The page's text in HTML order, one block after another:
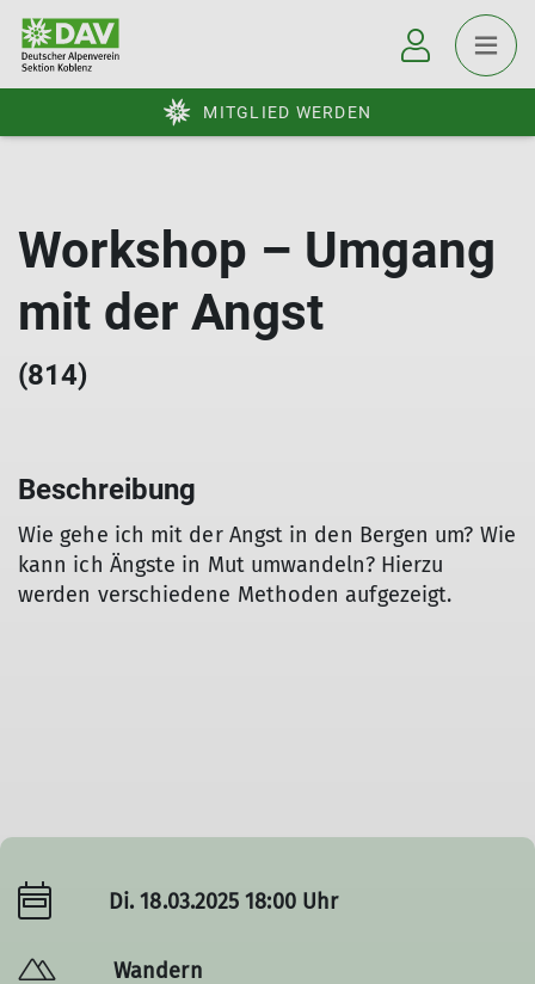
MITGLIED WERDEN
Workshop – Umgang
mit der Angst
(814)
Beschreibung
Wie gehe ich mit der Angst in den Bergen um? Wie
kann ich Ängste in Mut umwandeln? Hierzu
werden verschiedene Methoden aufgezeigt.
Di. 18.03.2025 18:00 Uhr
Wandern